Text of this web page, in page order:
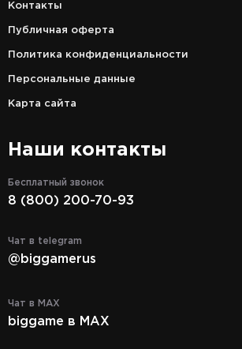
Контакты
Публичная оферта
Политика конфиденциальности
Персональные данные
Карта сайта
Наши контакты
Бесплатный звонок
8 (800) 200-70-93
Чат в telegram
@biggamerus
Чат в MAX
biggame в MAX